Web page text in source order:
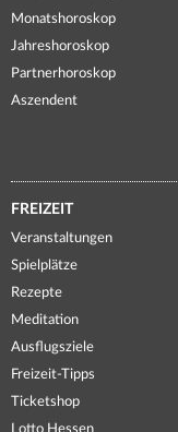
Monatshoroskop
Jahreshoroskop
Partnerhoroskop
Aszendent
FREIZEIT
Veranstaltungen
Spielplätze
Rezepte
Meditation
Ausflugsziele
Freizeit-Tipps
Ticketshop
Lotto Hessen